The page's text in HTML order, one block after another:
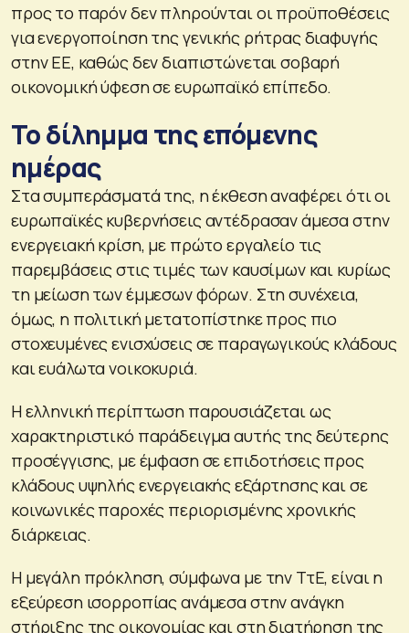
προς το παρόν δεν πληρούνται οι προϋποθέσεις
για ενεργοποίηση της γενικής ρήτρας διαφυγής
στην ΕΕ, καθώς δεν διαπιστώνεται σοβαρή
οικονομική ύφεση σε ευρωπαϊκό επίπεδο.
Το δίλημμα της επόμενης
ημέρας
Στα συμπεράσματά της, η έκθεση αναφέρει ότι οι
ευρωπαϊκές κυβερνήσεις αντέδρασαν άμεσα στην
ενεργειακή κρίση, με πρώτο εργαλείο τις
παρεμβάσεις στις τιμές των καυσίμων και κυρίως
τη μείωση των έμμεσων φόρων. Στη συνέχεια,
όμως, η πολιτική μετατοπίστηκε προς πιο
στοχευμένες ενισχύσεις σε παραγωγικούς κλάδους
και ευάλωτα νοικοκυριά.
Η ελληνική περίπτωση παρουσιάζεται ως
χαρακτηριστικό παράδειγμα αυτής της δεύτερης
προσέγγισης, με έμφαση σε επιδοτήσεις προς
κλάδους υψηλής ενεργειακής εξάρτησης και σε
κοινωνικές παροχές περιορισμένης χρονικής
διάρκειας.
Η μεγάλη πρόκληση, σύμφωνα με την ΤτΕ, είναι η
εξεύρεση ισορροπίας ανάμεσα στην ανάγκη
στήριξης της οικονομίας και στη διατήρηση της